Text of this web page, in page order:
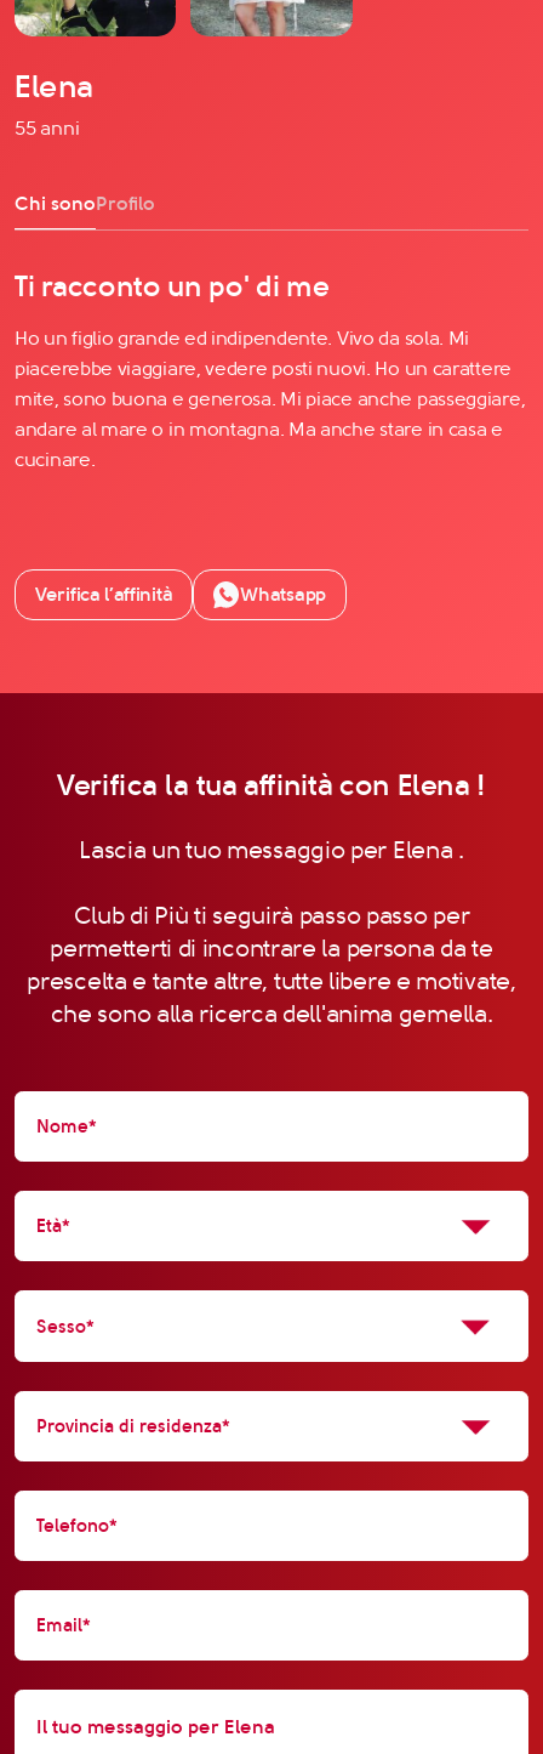
Elena
55 anni
Chi sonoProfilo
Ti racconto un po' di me
Ho un figlio grande ed indipendente. Vivo da sola. Mi
piacerebbe viaggiare, vedere posti nuovi. Ho un carattere
mite, sono buona e generosa. Mi piace anche passeggiare,
andare al mare o in montagna. Ma anche stare in casa e
cucinare.
Verifica l’affinità Whatsapp
Verifica la tua affinità con Elena !
Lascia un tuo messaggio per Elena .
Club di Più ti seguirà passo passo per
permetterti di incontrare la persona da te
prescelta e tante altre, tutte libere e motivate,
che sono alla ricerca dell'anima gemella.